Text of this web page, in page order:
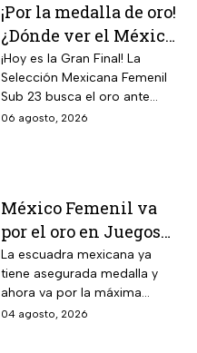
¡Por la medalla de oro!
¿Dónde ver el México
vs Colombia Femenil?
Así puedes seguir la
Gran Final EN VIVO
¡Hoy es la Gran Final! La
Selección Mexicana Femenil
Sub 23 busca el oro ante
Colombia en los Juegos
06 agosto, 2026
México Femenil va
por el oro en Juegos
Centroamericanos; ya
conoce a su rival
La escuadra mexicana ya
tiene asegurada medalla y
ahora va por la máxima
presea en los Juegos
04 agosto, 2026